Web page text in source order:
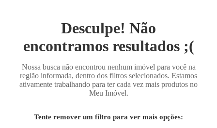
Desculpe! Não
encontramos resultados ;(
Nossa busca não encontrou nenhum imóvel para você na
região informada, dentro dos filtros selecionados. Estamos
ativamente trabalhando para ter cada vez mais produtos no
Meu Imóvel.
Tente remover um filtro para ver mais opções: